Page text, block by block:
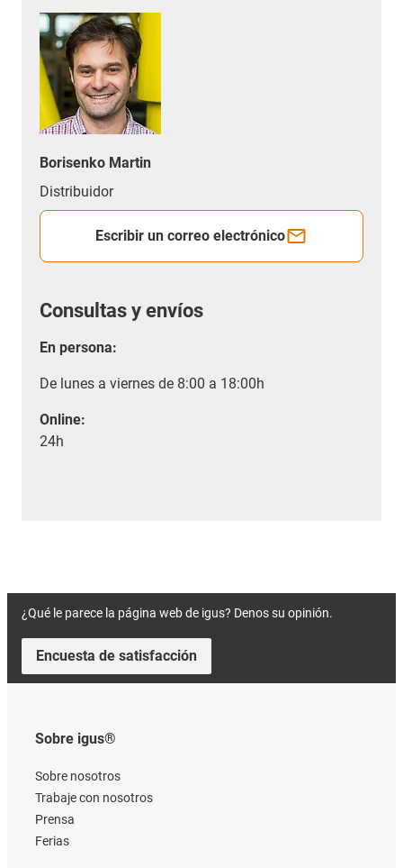
Borisenko Martin
Distribuidor
Escribir un correo electrónico
Consultas y envíos
En persona:
De lunes a viernes de 8:00 a 18:00h
Online:
24h
¿Qué le parece la página web de igus? Denos su opinión.
Encuesta de satisfacción
Sobre igus®
Sobre nosotros
Trabaje con nosotros
Prensa
Ferias